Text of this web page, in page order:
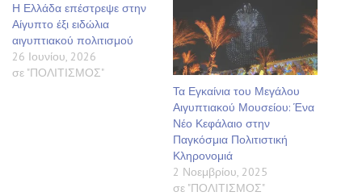
Η Ελλάδα επέστρεψε στην
Αίγυπτο έξι ειδώλια
αιγυπτιακού πολιτισμού
26 Ιουνίου, 2026
σε "ΠΟΛΙΤΙΣΜΟΣ"
Τα Εγκαίνια του Μεγάλου
Αιγυπτιακού Μουσείου: Ένα
Νέο Κεφάλαιο στην
Παγκόσμια Πολιτιστική
Κληρονομιά
2 Νοεμβρίου, 2025
σε "ΠΟΛΙΤΙΣΜΟΣ"